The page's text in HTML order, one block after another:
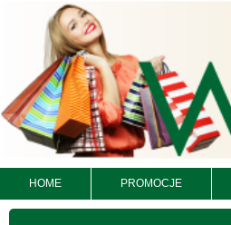
HOME PROMOCJE
Spodnie damskie
jeansy Roz 29-36, 1
Kolor Paczka 10 szt
57.00 zł
szczegóły